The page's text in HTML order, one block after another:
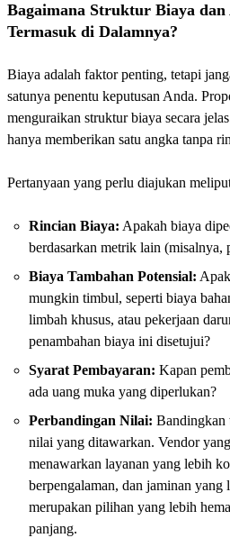
Bagaimana Struktur Biaya dan
Termasuk di Dalamnya?
Biaya adalah faktor penting, tetapi
satunya penentu keputusan Anda.
menguraikan struktur biaya secara
hanya memberikan satu angka tanpa
Pertanyaan yang perlu diajukan
Rincian Biaya: Apakah biaya
berdasarkan metrik lain (misalnya,
Biaya Tambahan Potensial:
mungkin timbul, seperti biaya
limbah khusus, atau pekerjaan
penambahan biaya ini disetujui?
Syarat Pembayaran: Kapan
ada uang muka yang diperlukan?
Perbandingan Nilai: Bandingkan
nilai yang ditawarkan. Vendor
menawarkan layanan yang lebih
berpengalaman, dan jaminan
merupakan pilihan yang lebih
panjang.